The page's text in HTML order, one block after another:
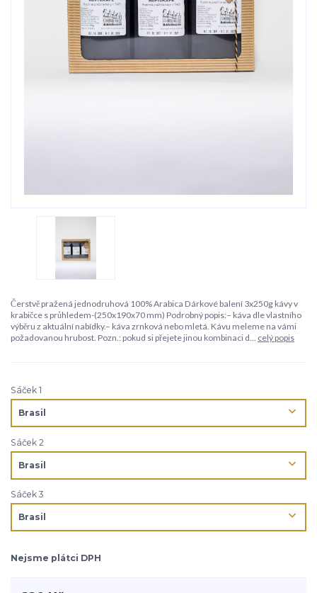
Čerstvě pražená jednodruhová 100% Arabica Dárkové balení 3x250g kávy v
krabičce s průhledem-(250x190x70 mm) Podrobný popis:– káva dle vlastního
výběru z aktuální nabídky.– káva zrnková nebo mletá. Kávu meleme na vámi
požadovanou hrubost. Pozn.: pokud si přejete jinou kombinaci d... celý popis
Sáček 1
Sáček 2
Sáček 3
Nejsme plátci DPH